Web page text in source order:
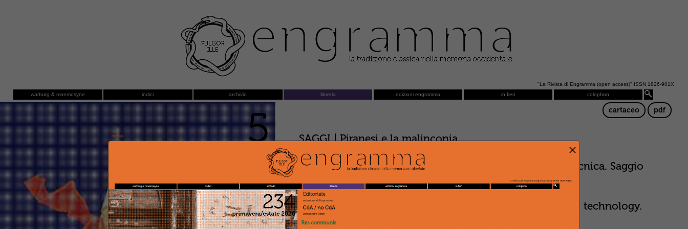
"La Rivista di Engramma (open access)" ISSN 1826-901X
warburg & mnemosyne
indici archivio libreria edizioni engramma in fieri colophon
5
gennaio 2001
pdf
cartaceo
SAGGI | Piranesi e la malinconia
MNEMOSYNE ATLAS | La conquista del cielo: guerra e tecnica. Saggio
a cura del Seminario Mnemosyne
MNEMOSYNE ATLAS | Conquering the Heavens: war and technology.
Readings of Mnemosyne Atlas, Panel C
×